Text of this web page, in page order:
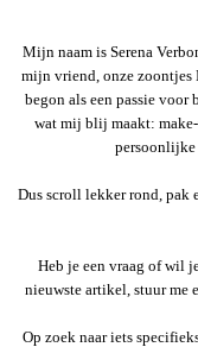
Mijn naam is Serena
mijn vriend, onze zoontjes
begon als een passie
wat mij blij maakt:
persoonlijke
Dus scroll lekker rond, pak
Heb je een vraag of wil
nieuwste artikel, stuur me
Op zoek naar iets